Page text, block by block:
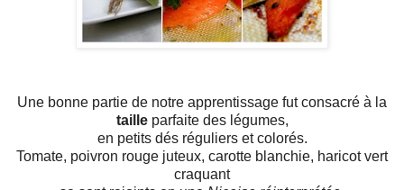
Une bonne partie de notre apprentissage fut consacré à la
tailleparfaite des légumes,
en petits dés réguliers et colorés.
Tomate, poivron rouge juteux, carotte blanchie, haricot vert
craquant